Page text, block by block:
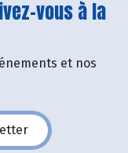
vous à la
et nos